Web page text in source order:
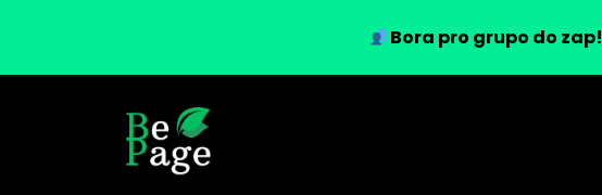
Bora pro grupo do zap!